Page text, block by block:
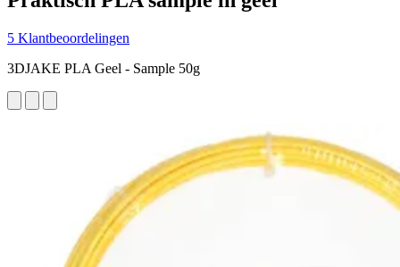
5 Klantbeoordelingen
3DJAKE PLA Geel - Sample 50g